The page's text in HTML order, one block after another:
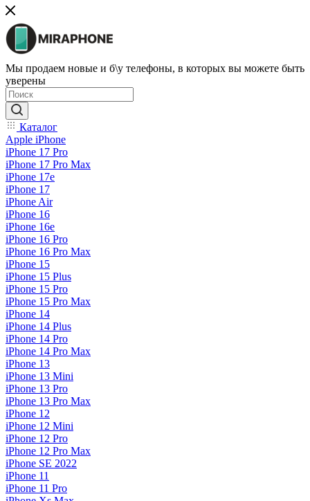
Мы продаем новые и б\у телефоны, в которых вы можете быть
уверены
Каталог
Apple iPhone
iPhone 17 Pro
iPhone 17 Pro Max
iPhone 17e
iPhone 17
iPhone Air
iPhone 16
iPhone 16e
iPhone 16 Pro
iPhone 16 Pro Max
iPhone 15
iPhone 15 Plus
iPhone 15 Pro
iPhone 15 Pro Max
iPhone 14
iPhone 14 Plus
iPhone 14 Pro
iPhone 14 Pro Max
iPhone 13
iPhone 13 Mini
iPhone 13 Pro
iPhone 13 Pro Max
iPhone 12
iPhone 12 Mini
iPhone 12 Pro
iPhone 12 Pro Max
iPhone SE 2022
iPhone 11
iPhone 11 Pro